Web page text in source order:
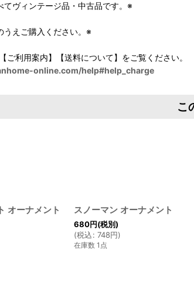
てヴィンテージ品・中古品です。※
うえご購入ください。※
ご利用案内】【送料について】をご覧ください。
online.com/help#help_charge
こ
オーナメント スノーマン オーナメント
680円(税別)
(税込: 748円)
在庫数 1点